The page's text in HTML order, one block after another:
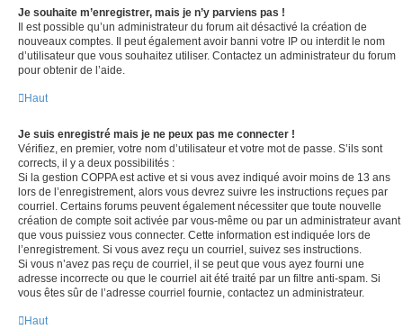
Je souhaite m’enregistrer, mais je n’y parviens pas !
Il est possible qu’un administrateur du forum ait désactivé la création de
nouveaux comptes. Il peut également avoir banni votre IP ou interdit le nom
d’utilisateur que vous souhaitez utiliser. Contactez un administrateur du forum
pour obtenir de l’aide.
Haut
Je suis enregistré mais je ne peux pas me connecter !
Vérifiez, en premier, votre nom d’utilisateur et votre mot de passe. S’ils sont
corrects, il y a deux possibilités :
Si la gestion COPPA est active et si vous avez indiqué avoir moins de 13 ans
lors de l’enregistrement, alors vous devrez suivre les instructions reçues par
courriel. Certains forums peuvent également nécessiter que toute nouvelle
création de compte soit activée par vous-même ou par un administrateur avant
que vous puissiez vous connecter. Cette information est indiquée lors de
l’enregistrement. Si vous avez reçu un courriel, suivez ses instructions.
Si vous n’avez pas reçu de courriel, il se peut que vous ayez fourni une
adresse incorrecte ou que le courriel ait été traité par un filtre anti-spam. Si
vous êtes sûr de l’adresse courriel fournie, contactez un administrateur.
Haut